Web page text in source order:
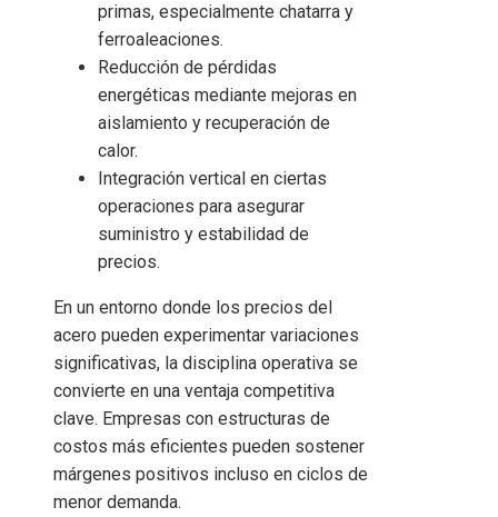
primas, especialmente chatarra y
ferroaleaciones.
Reducción de pérdidas
energéticas mediante mejoras en
aislamiento y recuperación de
calor.
Integración vertical en ciertas
operaciones para asegurar
suministro y estabilidad de
precios.
En un entorno donde los precios del
acero pueden experimentar variaciones
significativas, la disciplina operativa se
convierte en una ventaja competitiva
clave. Empresas con estructuras de
costos más eficientes pueden sostener
márgenes positivos incluso en ciclos de
menor demanda.